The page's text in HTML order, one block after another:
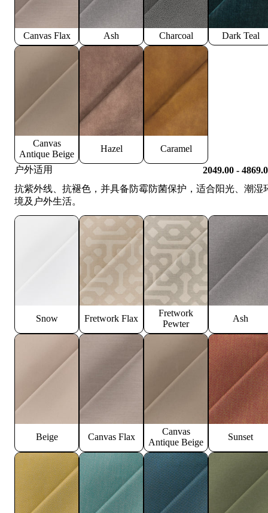
Canvas Flax Ash Charcoal Dark Teal
Canvas
Antique Beige
Hazel Caramel
户外适用
2049.00 -
抗紫外线、抗褪色，并具备防霉防菌保护，适合阳光、潮湿
境及户外生活。
Snow Fretwork Flax
Fretwork
Pewter
Ash
Beige Canvas Flax
Canvas
Antique Beige
Sunset